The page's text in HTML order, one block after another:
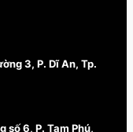
3, P. Dĩ An, Tp.
số 6, P. Tam Phú,